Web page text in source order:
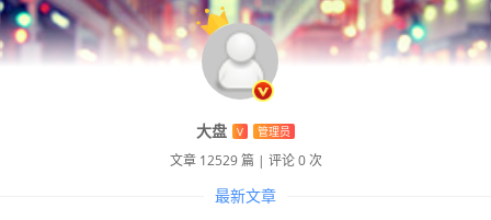
大盘 V 管理员
文章 12529 篇 | 评论 0 次
最新文章